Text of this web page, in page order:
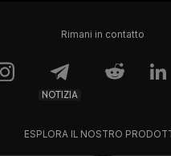
Rimani in contatto
NOTIZIA
ESPLORA IL NOSTRO